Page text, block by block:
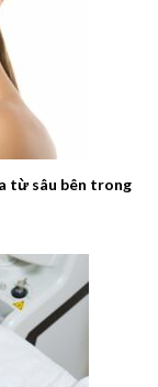
từ sâu bên trong